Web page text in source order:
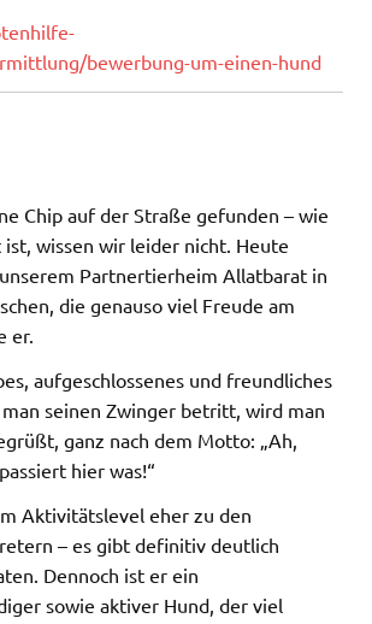
bewerbung-um-einen-hund
Chip auf der Straße gefunden – wie
wissen wir leider nicht. Heute
Partnertierheim Allatbarat in
die genauso viel Freude am
er.
aufgeschlossenes und freundliches
seinen Zwinger betritt, wird man
ganz nach dem Motto: „Ah,
hier was!“
Aktivitätslevel eher zu den
– es gibt definitiv deutlich
Dennoch ist er ein
sowie aktiver Hund, der viel